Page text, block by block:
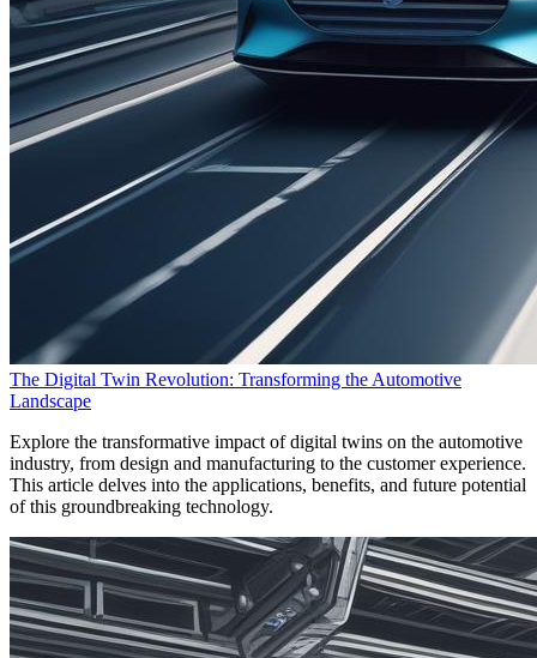
The Digital Twin Revolution: Transforming the Automotive
Landscape
Explore the transformative impact of digital twins on the automotive
industry, from design and manufacturing to the customer experience.
This article delves into the applications, benefits, and future potential
of this groundbreaking technology.